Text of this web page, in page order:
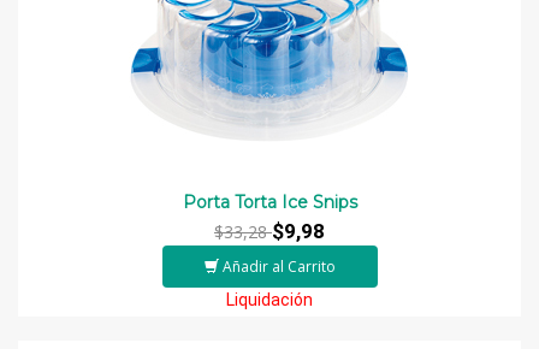
Porta Torta Ice Snips
$33,28$9,98
Añadir al Carrito
Liquidación